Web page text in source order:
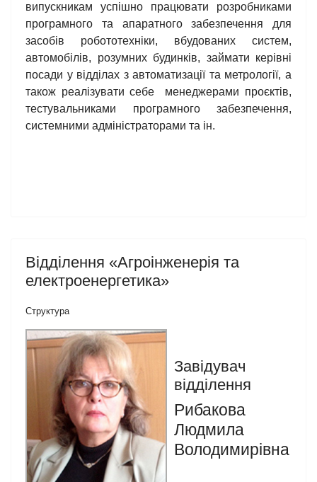
випускникам успішно працювати розробниками
програмного та апаратного забезпечення для
засобів робототехніки, вбудованих систем,
автомобілів, розумних будинків, займати керівні
посади у відділах з автоматизації та метрології, а
також реалізувати себе менеджерами проєктів,
тестувальниками програмного забезпечення,
системними адміністраторами та ін.
Відділення «Агроінженерія та
електроенергетика»
Структура
Завідувач
відділення
Рибакова
Людмила
Володимирівна